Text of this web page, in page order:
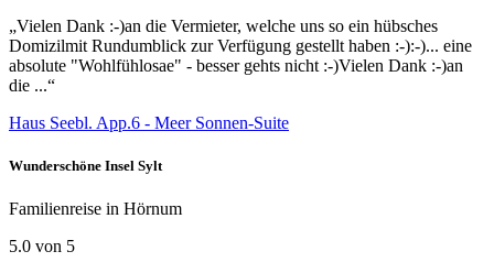
„Vielen Dank :-)an die Vermieter, welche uns so ein hübsches
Domizilmit Rundumblick zur Verfügung gestellt haben :-):-)... eine
absolute "Wohlfühlosae" - besser gehts nicht :-)Vielen Dank :-)an
die ...“
Haus Seebl. App.6 - Meer Sonnen-Suite
Wunderschöne Insel Sylt
Familienreise in Hörnum
5.0 von 5